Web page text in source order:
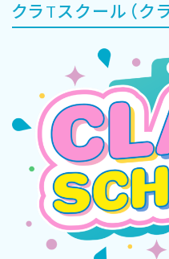
クラTスクール（ク